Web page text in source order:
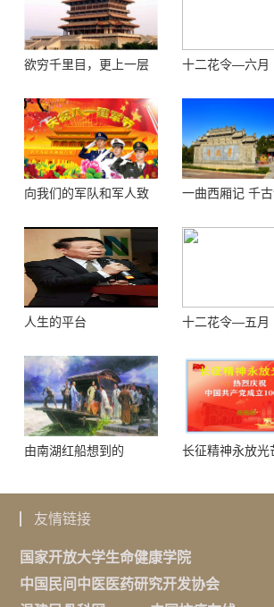
欲穷千里目，更上一层
十二花令—六月
向我们的军队和军人致
一曲西厢记 千
人生的平台
十二花令—五月
由南湖红船想到的 长征精神永放光
友情链接
国家开放大学生命健康学院
中国民间中医医药研究开发协会